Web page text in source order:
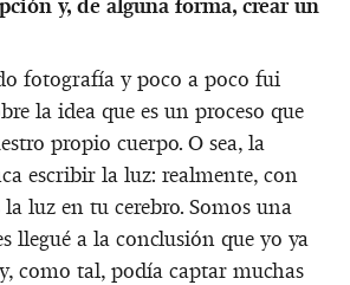
fotografía y poco a poco fui
la idea que es un proceso que
propio cuerpo. O sea, la
escribir la luz: realmente, con
la luz en tu cerebro. Somos una
llegué a la conclusión que yo ya
como tal, podía captar muchas